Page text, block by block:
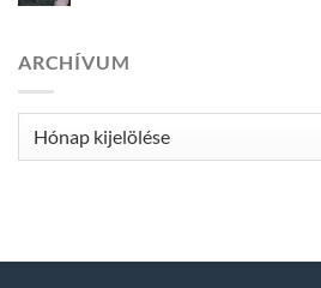
ARCHÍVUM
Archívum